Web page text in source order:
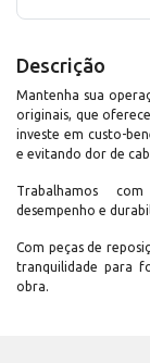
Descrição
Mantenha sua
originais, que
investe em custo-
e evitando dor de
Trabalhamos
desempenho e
Com peças de
tranquilidade para
obra.